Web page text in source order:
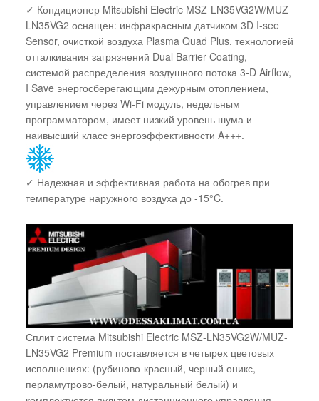
✓ Кондиционер Mitsubishi Electric MSZ-LN35VG2W/MUZ-
LN35VG2 оснащен: инфракрасным датчиком 3D I-see
Sensor, очисткой воздуха Plasma Quad Plus, технологией
отталкивания загрязнений Dual Barrier Coating,
системой распределения воздушного потока 3-D Airflow,
I Save энергосберегающим дежурным отоплением,
управлением через Wi-Fi модуль, недельным
программатором, имеет низкий уровень шума и
наивысший класс энергоэффективности A+++.
✓ Надежная и эффективная работа на обогрев при
температуре наружного воздуха до -15°C.
Сплит система Mitsubishi Electric MSZ-LN35VG2W/MUZ-
LN35VG2 Premium поставляется в четырех цветовых
исполнениях: (рубиново-красный, черный оникс,
перламутрово-белый, натуральный белый) и